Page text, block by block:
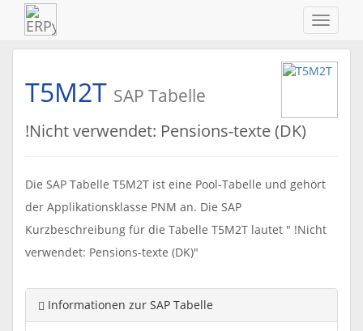
ein-/
T5M2T SAP Tabelle
!Nicht verwendet: Pensions-texte (DK)
Die SAP Tabelle T5M2T ist eine Pool-Tabelle und gehört
der Applikationsklasse PNM an. Die SAP
Kurzbeschreibung für die Tabelle T5M2T lautet " !Nicht
verwendet: Pensions-texte (DK)"
Informationen zur SAP Tabelle